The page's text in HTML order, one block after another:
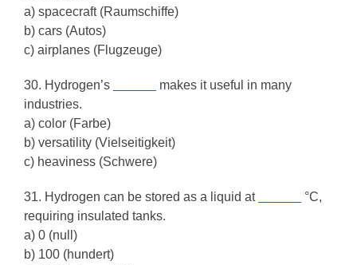
a) spacecraft (Raumschiffe)
b) cars (Autos)
c) airplanes (Flugzeuge)
30. Hydrogen’s
makes it useful in many
industries.
a) color (Farbe)
b) versatility (Vielseitigkeit)
c) heaviness (Schwere)
31. Hydrogen can be stored as a liquid at
°C,
requiring insulated tanks.
a) 0 (null)
b) 100 (hundert)